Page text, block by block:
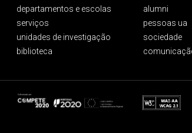
departamentos e escolas
serviços
unidades de investigação
biblioteca
alumni
pessoas ua
sociedade